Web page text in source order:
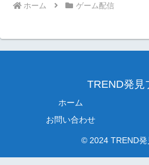
ホーム ゲーム配信
TREND発見
ホーム
お問い合わせ
© 2024 TREND発